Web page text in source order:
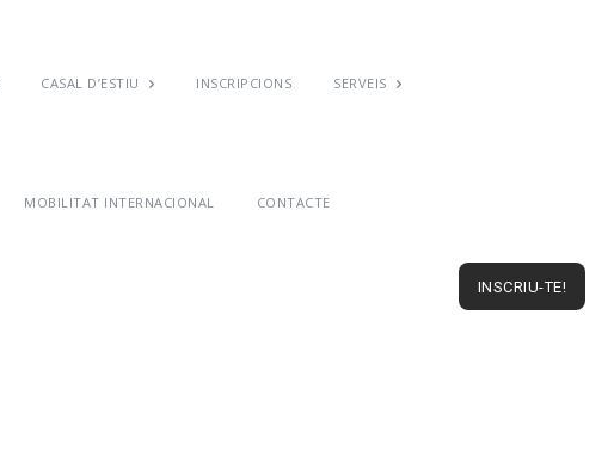
CASAL D’ESTIU INSCRIPCIONS SERVEIS
MOBILITAT INTERNACIONAL CONTACTE
INSCRIU-TE!